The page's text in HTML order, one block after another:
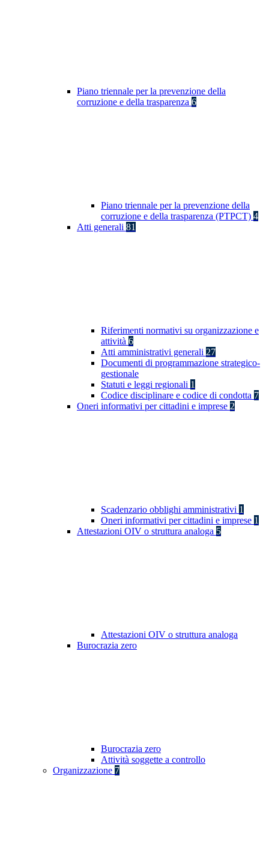
Piano triennale per la prevenzione della
corruzione e della trasparenza 6
Piano triennale per la prevenzione della
corruzione e della trasparenza (PTPCT) 4
Atti generali 81
Riferimenti normativi su organizzazione e
attività 6
Atti amministrativi generali 27
Documenti di programmazione strategico-
gestionale
Statuti e leggi regionali 1
Codice disciplinare e codice di condotta 7
Oneri informativi per cittadini e imprese 2
Scadenzario obblighi amministrativi 1
Oneri informativi per cittadini e imprese 1
Attestazioni OIV o struttura analoga 5
Attestazioni OIV o struttura analoga
Burocrazia zero
Burocrazia zero
Attività soggette a controllo
Organizzazione 7